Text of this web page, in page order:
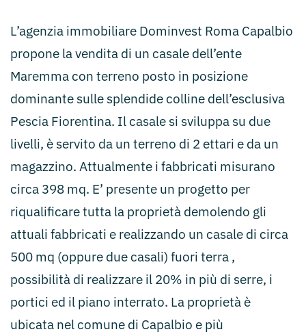
L’agenzia immobiliare Dominvest Roma Capalbio
propone la vendita di un casale dell’ente
Maremma con terreno posto in posizione
dominante sulle splendide colline dell’esclusiva
Pescia Fiorentina. Il casale si sviluppa su due
livelli, è servito da un terreno di 2 ettari e da un
magazzino. Attualmente i fabbricati misurano
circa 398 mq. E’ presente un progetto per
riqualificare tutta la proprietà demolendo gli
attuali fabbricati e realizzando un casale di circa
500 mq (oppure due casali) fuori terra ,
possibilità di realizzare il 20% in più di serre, i
portici ed il piano interrato. La proprietà è
ubicata nel comune di Capalbio e più